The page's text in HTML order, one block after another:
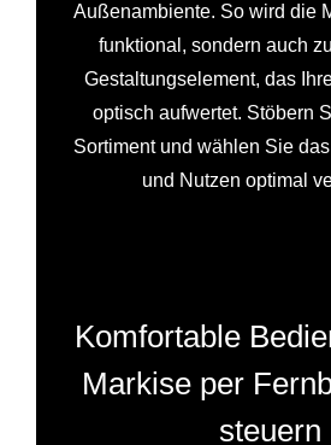
Außenambiente. So wird die
funktional, sondern auch
Gestaltungselement, das
optisch aufwertet. Stöbern
Sortiment und wählen Sie
und Nutzen optimal
Komfortable
Markise per
steuern